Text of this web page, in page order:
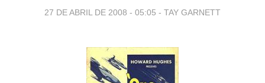
27 DE ABRIL DE 2008 - 05:05 - TAY GARNETT